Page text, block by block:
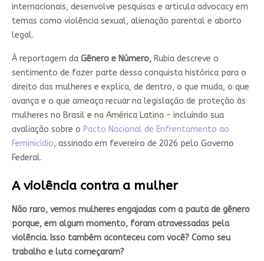
internacionais, desenvolve pesquisas e articula advocacy em
temas como violência sexual, alienação parental e aborto
legal.
À reportagem da Gênero e Número, Rubia descreve o
sentimento de fazer parte dessa conquista histórica para o
direito das mulheres e explica, de dentro, o que muda, o que
avança e o que ameaça recuar na legislação de proteção às
mulheres no Brasil e na América Latina – incluindo sua
avaliação sobre o Pacto Nacional de Enfrentamento ao
Feminicídio, assinado em fevereiro de 2026 pelo Governo
Federal.
A violência contra a mulher
Não raro, vemos mulheres engajadas com a pauta de gênero
porque, em algum momento, foram atravessadas pela
violência. Isso também aconteceu com você? Como seu
trabalho e luta começaram?